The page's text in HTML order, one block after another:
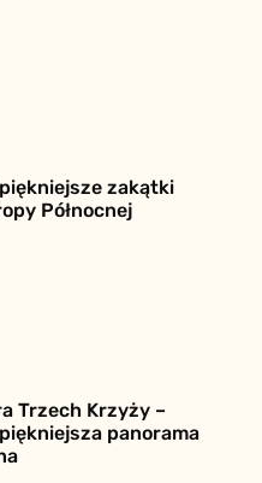
zakątki
Północnej
Trzech Krzyży –
panorama